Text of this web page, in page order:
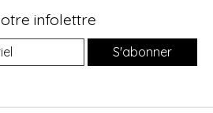
infolettre
S'abonner